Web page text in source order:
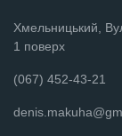
Хмельницький,
1 поверх
(067) 452-43-21